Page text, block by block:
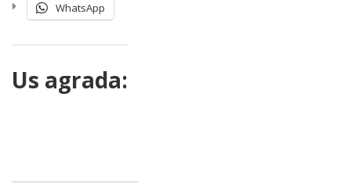
WhatsApp
Us agrada: